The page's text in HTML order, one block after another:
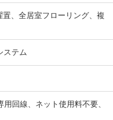
、全居室フローリング、複
ステム
回線、ネット使用料不要、